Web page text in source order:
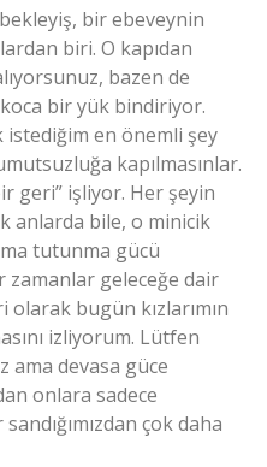
bir ebeveynin
biri. O kapıdan
bazen de
koca bir yük bindiriyor.
istediğim en önemli şey
kapılmasınlar.
geri” işliyor. Her şeyin
anlarda bile, o minicik
tutunma gücü
geleceğe dair
olarak bugün kızlarımın
izliyorum. Lütfen
ama devasa güce
onlara sadece
çok daha